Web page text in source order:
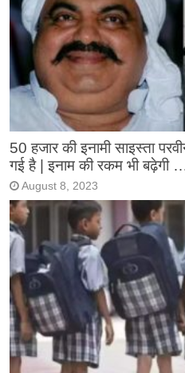
50 हजार की इनामी साइस्ता
गई है | इनाम की रकम भी बढ़ेगी
August 8, 2023